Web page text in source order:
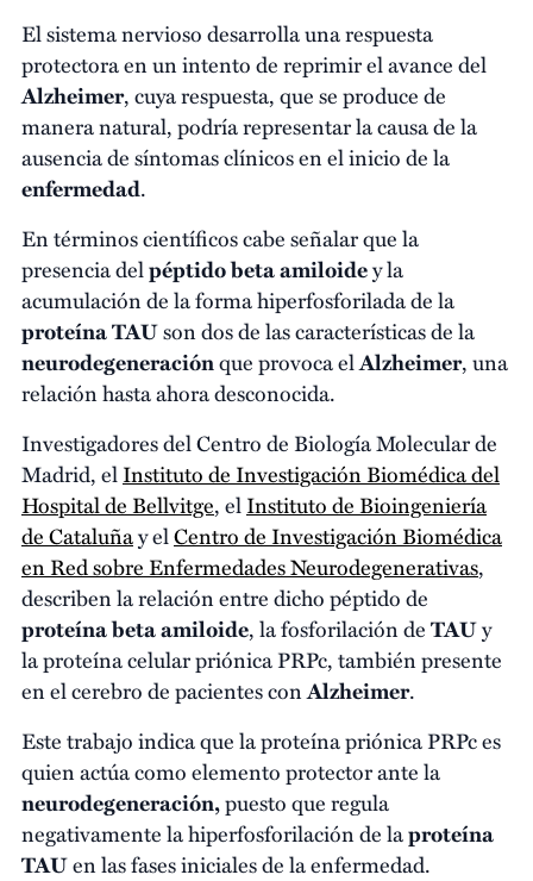
El sistema nervioso desarrolla una respuesta
protectora en un intento de reprimir el avance del
Alzheimer, cuya respuesta, que se produce de
manera natural, podría representar la causa de la
ausencia de síntomas clínicos en el inicio de la
enfermedad.
En términos científicos cabe señalar que la
presencia delpéptido beta amiloidey la
acumulación de la forma hiperfosforilada de la
proteína TAUson dos de las características de la
neurodegeneraciónque provoca elAlzheimer, una
relación hasta ahora desconocida.
Investigadores del Centro de Biología Molecular de
Madrid, elInstituto de Investigación Biomédica del
Hospital de Bellvitge, elInstituto de Bioingeniería
de Cataluñay elCentro de Investigación Biomédica
en Red sobre Enfermedades Neurodegenerativas,
describen la relación entre dicho péptido de
proteína beta amiloide, la fosforilación deTAUy
la proteína celular priónica PRPc, también presente
en el cerebro de pacientes conAlzheimer.
Este trabajo indica que la proteína priónica PRPc es
quien actúa como elemento protector ante la
neurodegeneración,puesto que regula
negativamente la hiperfosforilación de laproteína
TAUen las fases iniciales de la enfermedad.